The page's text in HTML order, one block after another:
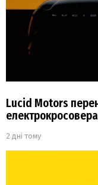
Lucid Motors
2 дні тому